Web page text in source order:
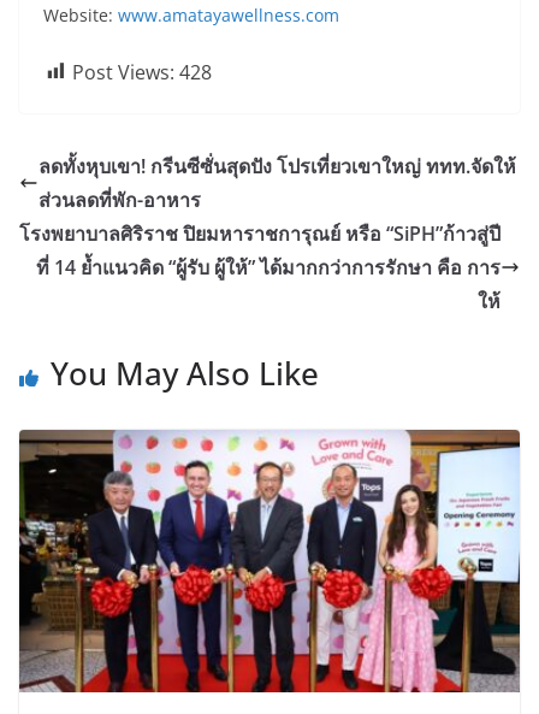
Website: www.amatayawellness.com
Post Views: 428
ลดทั้งหุบเขา! กรีนซีซั่นสุดปัง โปรเที่ยวเขาใหญ่ ททท.จัดให้
ส่วนลดที่พัก-อาหาร
โรงพยาบาลศิริราช ปิยมหาราชการุณย์ หรือ “SiPH”ก้าวสู่ปี
ที่ 14 ย้ำแนวคิด “ผู้รับ ผู้ให้” ได้มากกว่าการรักษา คือ การ
ให้
You May Also Like